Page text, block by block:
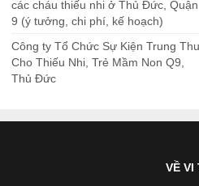
các cháu thiếu nhi ở Thủ Đức, Quận
9 (ý tưởng, chi phí, kế hoạch)
Công ty Tổ Chức Sự Kiện Trung Thu
Cho Thiếu Nhi, Trẻ Mầm Non Q9,
Thủ Đức
VỀ VI